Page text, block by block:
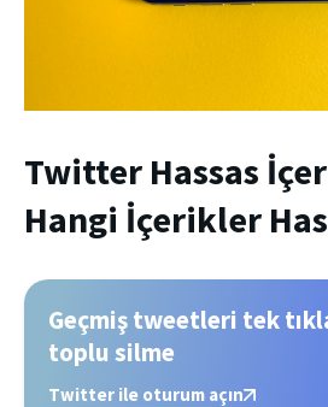
Twitter Hassas
Hangi İçerikler
Geçmiş tweetleri tek
toplu silme
Twitter ile oturum açın